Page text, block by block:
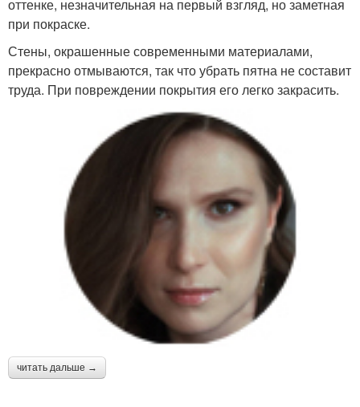
оттенке, незначительная на первый взгляд, но заметная
при покраске.
Стены, окрашенные современными материалами,
прекрасно отмываются, так что убрать пятна не составит
труда. При повреждении покрытия его легко закрасить.
читать дальше →